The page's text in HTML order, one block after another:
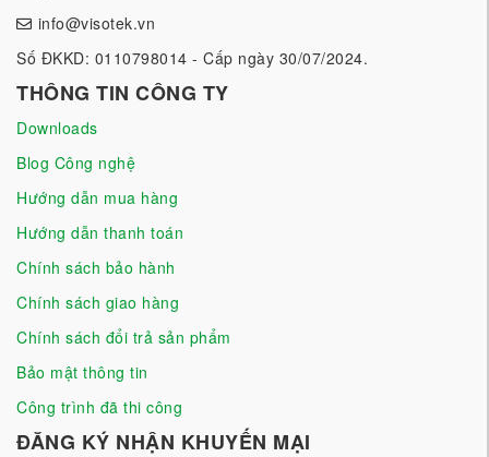
info@visotek.vn
Số ĐKKD: 0110798014 - Cấp ngày 30/07/2024.
THÔNG TIN CÔNG TY
Downloads
Blog Công nghệ
Hướng dẫn mua hàng
Hướng dẫn thanh toán
Chính sách bảo hành
Chính sách giao hàng
Chính sách đổi trả sản phẩm
Bảo mật thông tin
Công trình đã thi công
ĐĂNG KÝ NHẬN KHUYẾN MẠI